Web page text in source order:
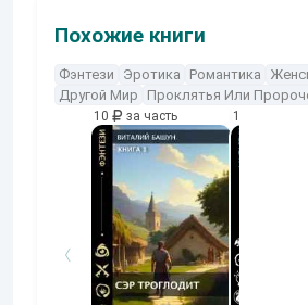
Похожие книги
Фэнтези Эротика Романтика
Другой Мир
Проклятья Или
10 за часть 10